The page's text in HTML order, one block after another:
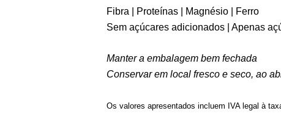
Fibra | Proteínas | Magnésio | Ferro
Sem açúcares adicionados | Apenas
Manter a embalagem bem fechada
Conservar em local fresco e seco, ao
Os valores apresentados incluem IVA legal à